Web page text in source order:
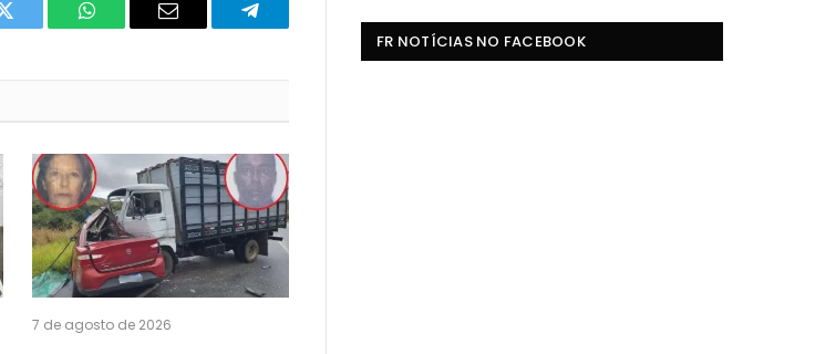
Twitter
O
do
WhatsApp?
E-
Telegrama
7 de agosto de 2026
FR NOTÍCIAS NO FACEBOOK